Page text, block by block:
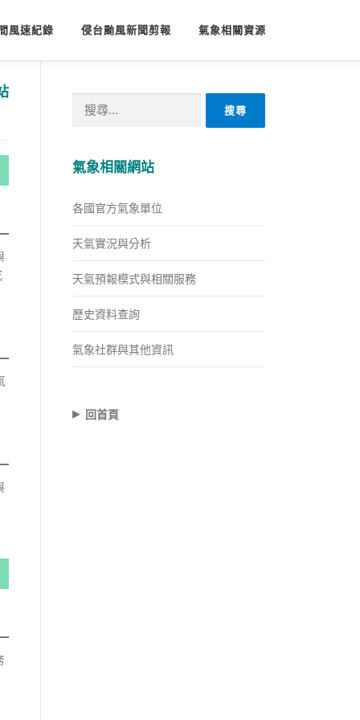
風速紀錄 侵台颱風新聞剪報 氣象相關資源
鍵
字:
氣象相關網站
各國官方氣象單位
天氣實況與分析
天氣預報模式與相關服務
歷史資料查詢
氣象社群與其他資訊
▸ 回首頁